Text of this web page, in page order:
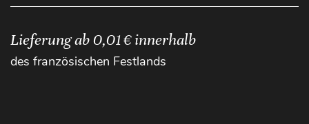
Lieferung ab 0,01 € innerhalb
des französischen Festlands